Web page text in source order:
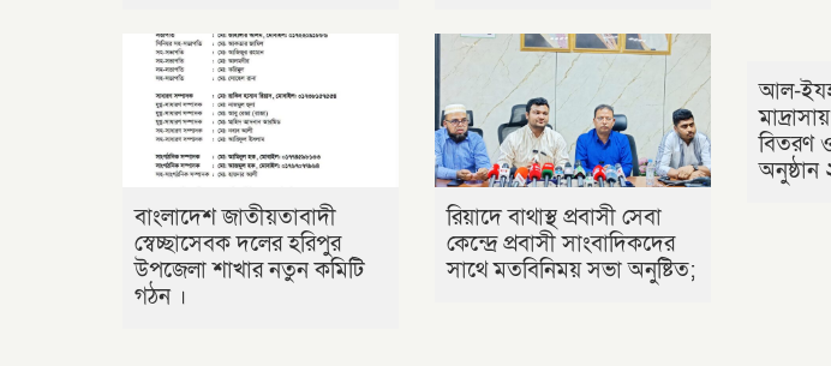
বাংলাদেশ জাতীয়তাবাদী
স্বেচ্ছাসেবক দলের হরিপুর
উপজেলা শাখার নতুন কমিটি
গঠন ।
রিয়াদে বাথাস্থ প্রবাসী সেবা
কেন্দ্রে প্রবাসী সাংবাদিকদের
সাথে মতবিনিময় সভা অনুষ্টিত;
আল-
বিতরণ
অনুষ্ঠান